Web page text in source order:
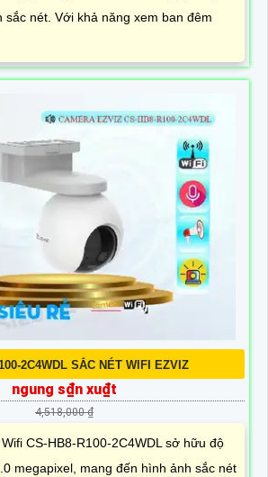
sắc nét. Với khả năng xem ban đêm
2C4WDL SẮC NÉT WIFI EZVIZ
ngung s₫n xu₫t
4,518,000 ₫
CS-HB8-R100-2C4WDL sở hữu độ
megapixel, mang đến hình ảnh sắc nét